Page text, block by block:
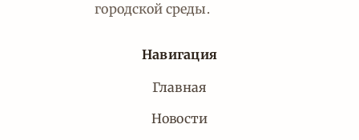
городской среды.
Навигация
Главная
Новости